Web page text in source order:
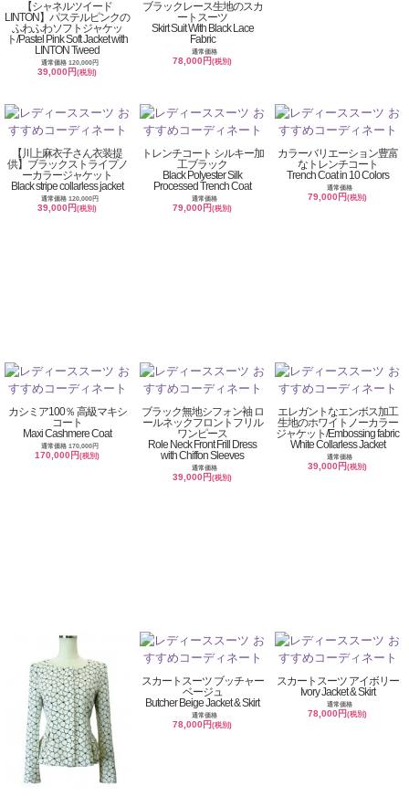
【シャネルツイード
LINTON】パステルピンクの
ふわふわソフトジャケッ
ト/Pastel Pink Soft Jacket with
LINTON Tweed
通常価格 120,000円
39,000円(税別)
ブラックレース生地のスカ
ートスーツ
Skirt Suit With Black Lace
Fabric
通常価格
78,000円(税別)
【川上麻衣子さん衣装提
供】ブラックストライプノ
ーカラージャケット
Black stripe collarless jacket
通常価格 120,000円
39,000円(税別)
トレンチコート シルキー加
工ブラック
Black Polyester Silk
Processed Trench Coat
通常価格
79,000円(税別)
カラーバリエーション豊富
なトレンチコート
Trench Coat in 10 Colors
通常価格
79,000円(税別)
カシミア100％ 高級マキシ
コート
Maxi Cashmere Coat
通常価格 170,000円
170,000円(税別)
ブラック無地シフォン袖 ロ
ールネックフロントフリル
ワンピース
Role Neck Front Frill Dress
with Chiffon Sleeves
通常価格
39,000円(税別)
エレガントなエンボス加工
生地のホワイトノーカラー
ジャケット/Embossing fabric
White Collarless Jacket
通常価格
39,000円(税別)
スカートスーツ ブッチャー
ベージュ
Butcher Beige Jacket & Skirt
通常価格
78,000円(税別)
スカートスーツ アイボリー
Ivory Jacket & Skirt
通常価格
78,000円(税別)